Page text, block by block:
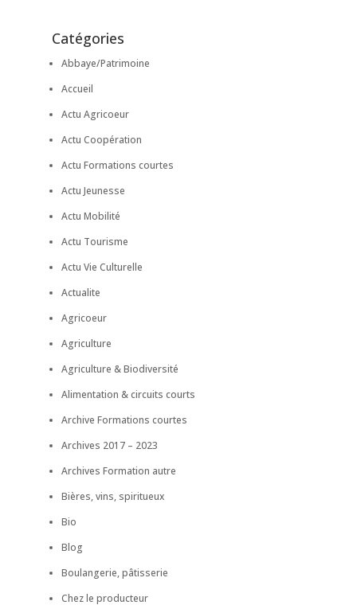
Catégories
Abbaye/Patrimoine
Accueil
Actu Agricoeur
Actu Coopération
Actu Formations courtes
Actu Jeunesse
Actu Mobilité
Actu Tourisme
Actu Vie Culturelle
Actualite
Agricoeur
Agriculture
Agriculture & Biodiversité
Alimentation & circuits courts
Archive Formations courtes
Archives 2017 – 2023
Archives Formation autre
Bières, vins, spiritueux
Bio
Blog
Boulangerie, pâtisserie
Chez le producteur